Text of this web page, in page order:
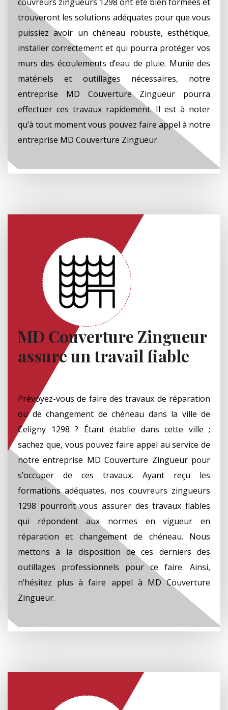
trouveront les solutions adéquates pour que vous
puissiez avoir un chéneau robuste, esthétique,
installer correctement et qui pourra protéger vos
murs des écoulements d’eau de pluie. Munie des
matériels et outillages nécessaires, notre
entreprise MD Couverture Zingueur pourra
effectuer ces travaux rapidement. Il est à noter
qu’à tout moment vous pouvez faire appel à notre
entreprise MD Couverture Zingueur.
MD Couverture Zingueur
assure un travail fiable
Prévoyez-vous de faire des travaux de réparation
ou de changement de chéneau dans la ville de
Celigny 1298 ? Étant établie dans cette ville ;
sachez que, vous pouvez faire appel au service de
notre entreprise MD Couverture Zingueur pour
s’occuper de ces travaux. Ayant reçu les
formations adéquates, nos couvreurs zingueurs
1298 pourront vous assurer des travaux fiables
qui répondent aux normes en vigueur en
réparation et changement de chéneau. Nous
mettons à la disposition de ces derniers des
outillages professionnels pour ce faire. Ainsi,
n’hésitez plus à faire appel à MD Couverture
Zingueur.